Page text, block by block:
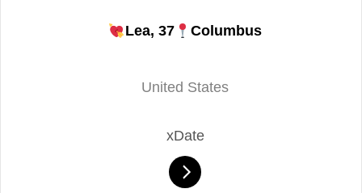
Lea, 37 Columbus
United States
xDate